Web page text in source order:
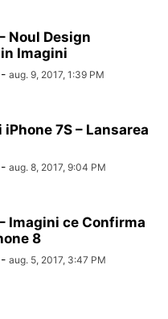
Noul Design
Imagini
- aug. 9, 2017, 1:39 PM
iPhone 7S – Lansarea
- aug. 8, 2017, 9:04 PM
Imagini ce Confirma
8
- aug. 5, 2017, 3:47 PM